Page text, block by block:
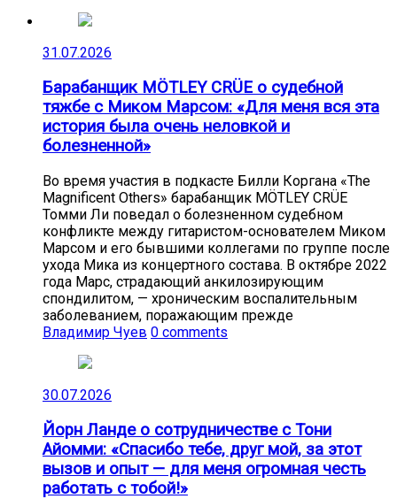
31.07.2026
Барабанщик MÖTLEY CRÜE о судебной
тяжбе с Миком Марсом: «Для меня вся эта
история была очень неловкой и
болезненной»
Во время участия в подкасте Билли Коргана «The
Magnificent Others» барабанщик MÖTLEY CRÜE
Томми Ли поведал о болезненном судебном
конфликте между гитаристом-основателем Миком
Марсом и его бывшими коллегами по группе после
ухода Мика из концертного состава. В октябре 2022
года Марс, страдающий анкилозирующим
спондилитом, — хроническим воспалительным
заболеванием, поражающим прежде
Владимир Чуев 0 comments
30.07.2026
Йорн Ланде о сотрудничестве с Тони
Айомми: «Спасибо тебе, друг мой, за этот
вызов и опыт — для меня огромная честь
работать с тобой!»